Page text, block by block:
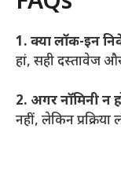
1. क्या लॉक-इन
हां, सही दस्तावेज
2. अगर नॉमिनी न
नहीं, लेकिन